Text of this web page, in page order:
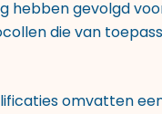
hebben gevolgd
die van
omvatten